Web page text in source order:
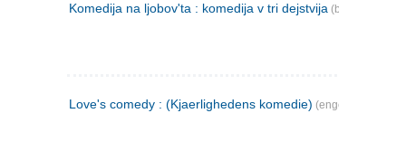
Komedija na ljobov'ta : komedija v tri dejstvija (bulgarsk)
Love's comedy : (Kjaerlighedens komedie) (engelsk)